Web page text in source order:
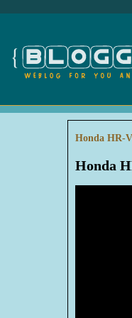
Honda HR-
Honda